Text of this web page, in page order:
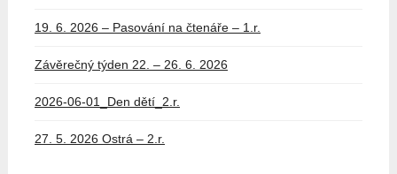
19. 6. 2026 – Pasování na čtenáře – 1.r.
Závěrečný týden 22. – 26. 6. 2026
2026-06-01_Den dětí_2.r.
27. 5. 2026 Ostrá – 2.r.